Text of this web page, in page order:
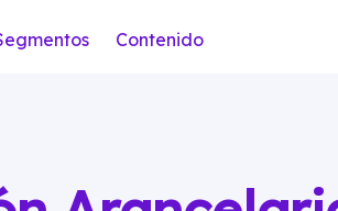
Contenido